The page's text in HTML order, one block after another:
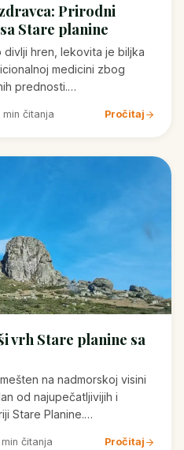
Prirodni
Stare planine
hren, lekovita je biljka
medicini zbog
prednosti.…
min čitanja Pročitaj
vrh Stare planine sa
na nadmorskoj visini
od najupečatljivijih i
Stare Planine.…
čitanja Pročitaj